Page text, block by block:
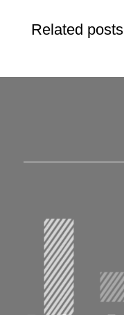
Related posts